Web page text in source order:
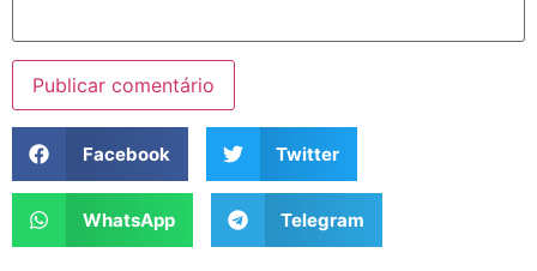
Facebook Twitter
WhatsApp Telegram